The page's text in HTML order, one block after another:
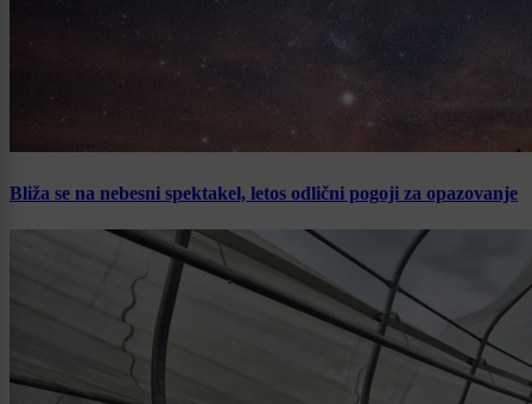
Bliža se na nebesni spektakel, letos odlični pogoji za opazovanje